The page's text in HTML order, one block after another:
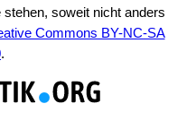
soweit nicht anders
Commons BY-NC-SA
.